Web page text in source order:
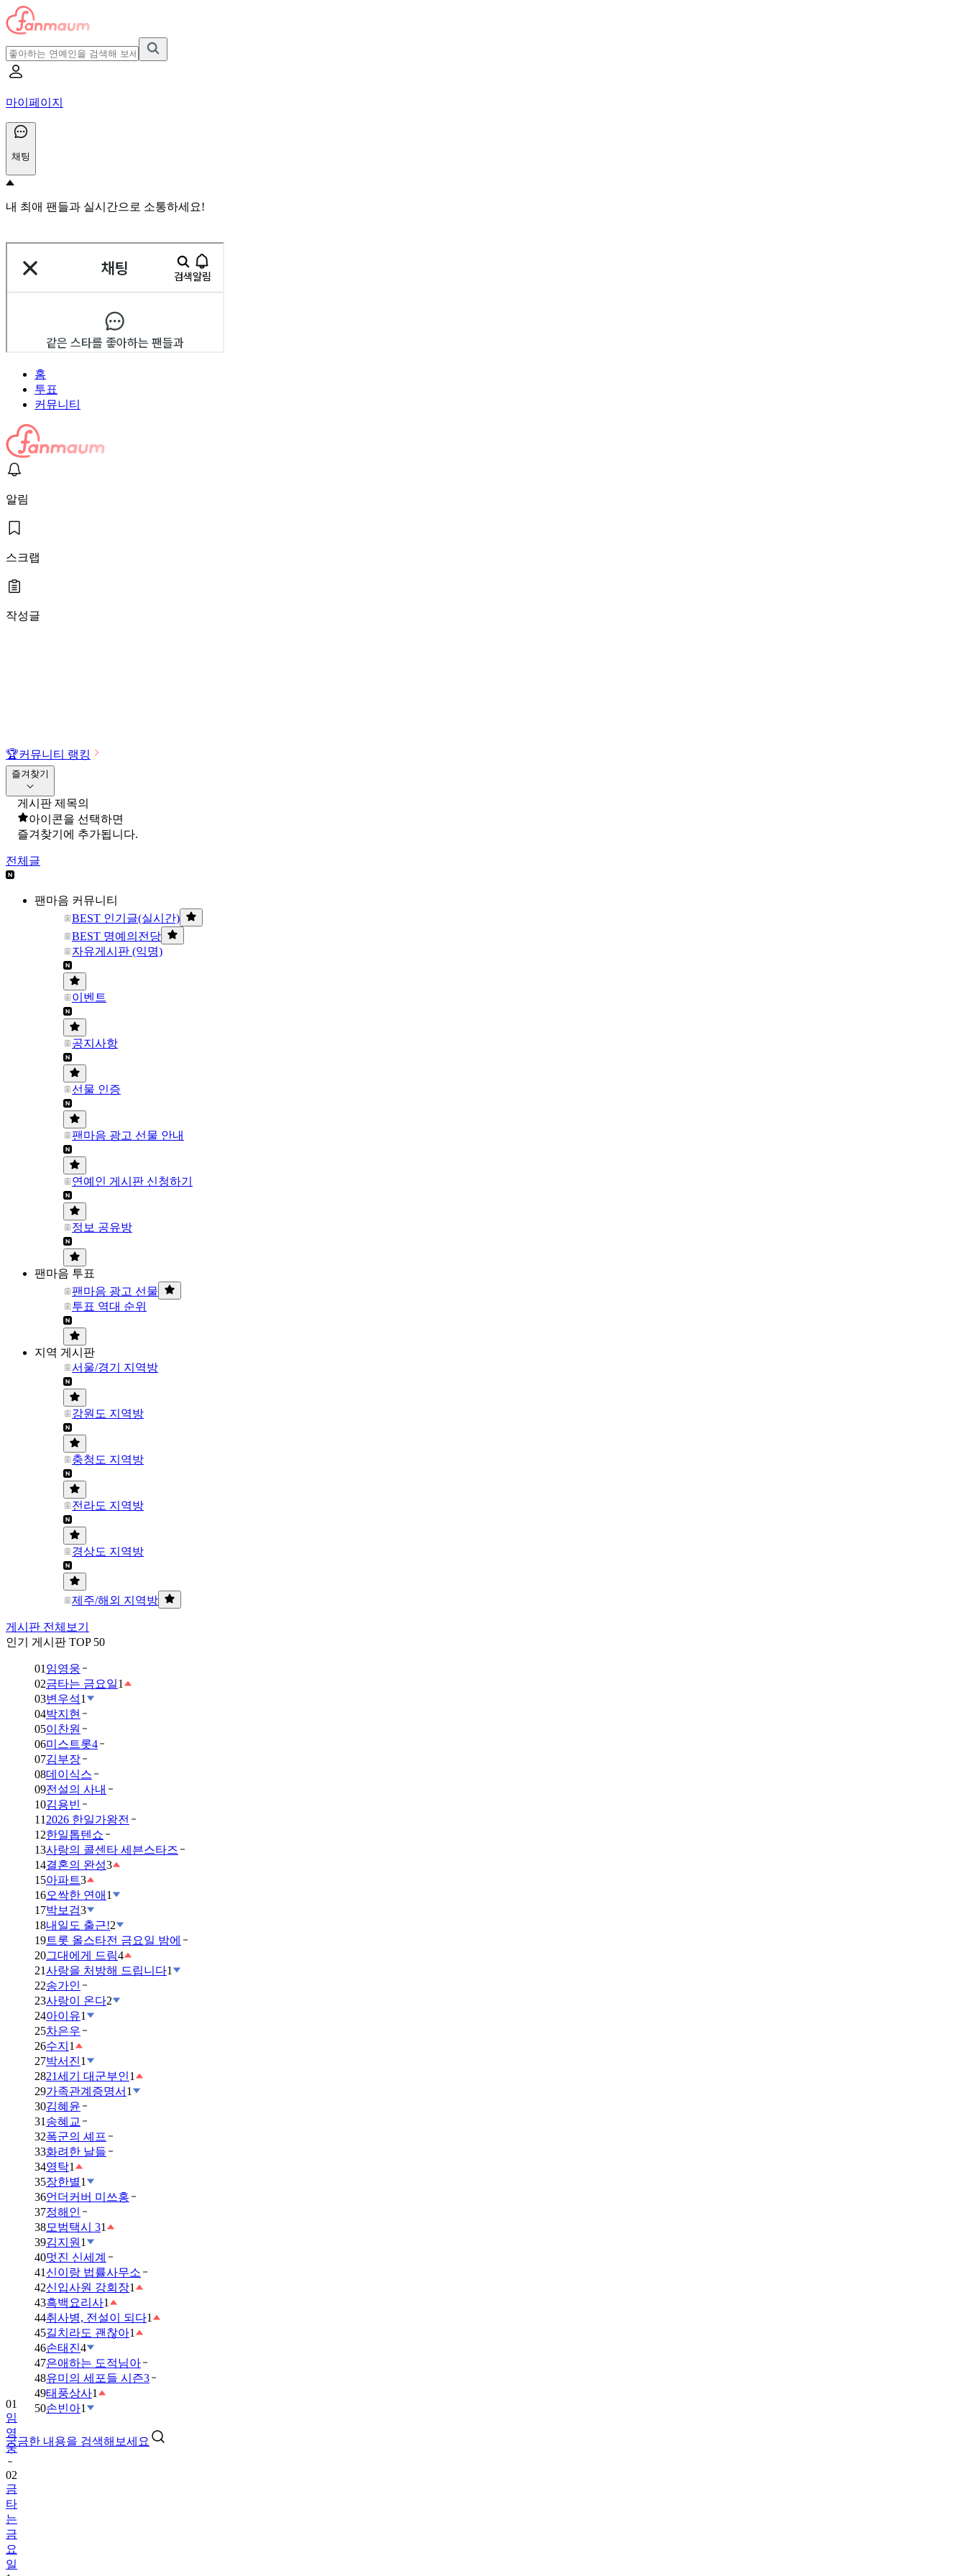
마이페이지
채팅
내 최애 팬들과 실시간으로 소통하세요!
홈
투표
커뮤니티
알림
스크랩
작성글
🏆커뮤니티 랭킹
즐겨찾기
게시판 제목의
아이콘을 선택하면
즐겨찾기에 추가됩니다.
전체글
팬마음 커뮤니티
BEST 인기글(실시간)
BEST 명예의전당
자유게시판 (익명)
이벤트
공지사항
선물 인증
팬마음 광고 선물 안내
연예인 게시판 신청하기
정보 공유방
팬마음 투표
팬마음 광고 선물
투표 역대 순위
지역 게시판
서울/경기 지역방
강원도 지역방
충청도 지역방
전라도 지역방
경상도 지역방
제주/해외 지역방
게시판 전체보기
인기 게시판 TOP 50
01 임영웅
02금타는 금요일1
03변우석1
04박지현
05이찬원
06미스트롯4
07김부장
08데이식스
09전설의 사내
10김용빈
11 2026 한일가왕전
12한일톱텐쇼
13사랑의 콜센타 세븐스타즈
14결혼의 완성3
15아파트3
16오싹한 연애 1
17박보검3
18내일도 출근!2
19트롯 올스타전 금요일 밤에
20그대에게 드림4
21사랑을 처방해 드립니다1
22송가인
23사랑이 온다2
24아이유1
25차은우
26수지 1
27박서진1
2821세기 대군부인1
29가족관계증명서 1
30김혜윤
31 송혜교
32폭군의 셰프
33화려한 날들
34영탁1
35장한별1
36언더커버 미쓰홍
37정해인
38모범택시 31
39김지원 1
40멋진 신세계
41 신이랑 법률사무소
42신입사원 강회장1
43흑백요리사1
44취사병, 전설이 되다1
45길치라도 괜찮아1
46손태진4
47은애하는 도적님아
48유미의 세포들 시즌3
49태풍상사1
50손빈아1
궁금한 내용을 검색해보세요
01
임
영
웅
02
금
타
는
금
요
일